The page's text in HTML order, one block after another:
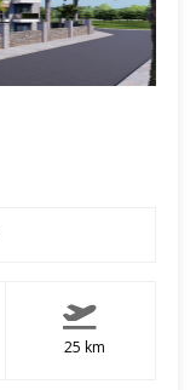
25 km